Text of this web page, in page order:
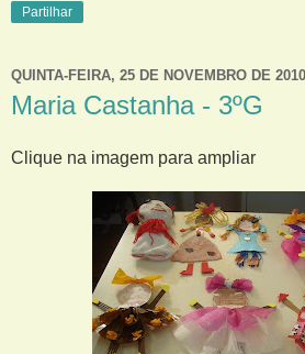
Partilhar
QUINTA-FEIRA, 25 DE NOVEMBRO DE 2010
Maria Castanha - 3ºG
Clique na imagem para ampliar